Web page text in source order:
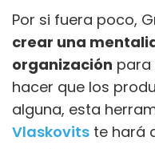
Por si fuera poco,
crear una
organización para
hacer que los
alguna, esta
Vlaskovits te hará